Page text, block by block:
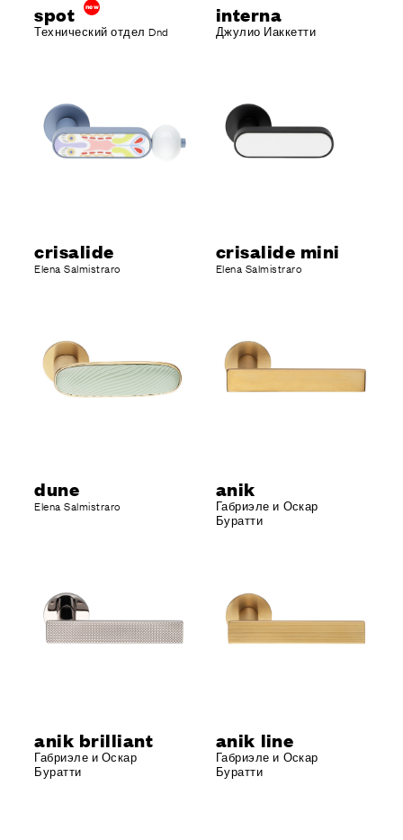
spot new
Технический отдел Dnd
interna
Джулио Иаккетти
crisalide
Elena Salmistraro
crisalide mini
Elena Salmistraro
dune
Elena Salmistraro
anik
Габриэле и Оскар
Буратти
anik brilliant
Габриэле и Оскар
Буратти
anik line
Габриэле и Оскар
Буратти